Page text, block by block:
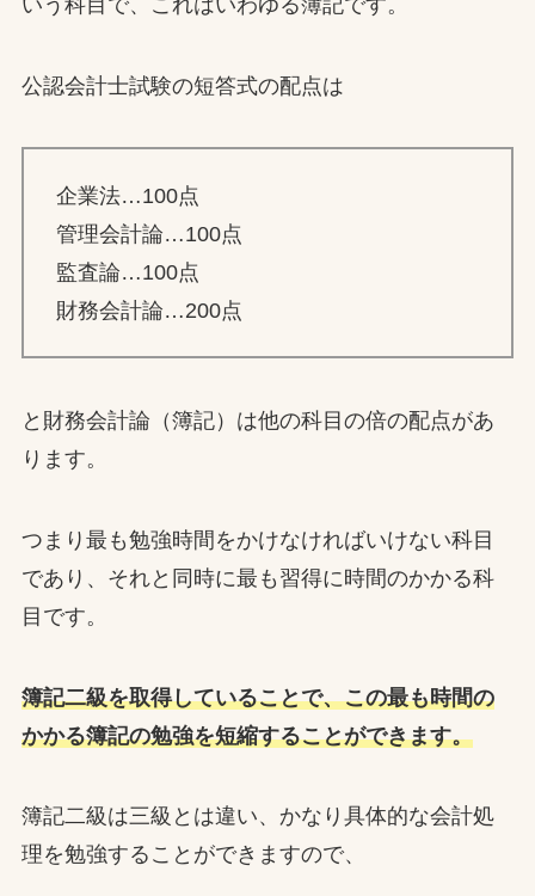
公認会計士試験の短答式の配点は
企業法…100点
管理会計論…100点
監査論…100点
財務会計論…200点
と財務会計論（簿記）は他の科目の倍の配点があ
ります。
つまり最も勉強時間をかけなければいけない科目
であり、それと同時に最も習得に時間のかかる科
目です。
簿記二級を取得していることで、この最も時間の
かかる簿記の勉強を短縮することができます。
簿記二級は三級とは違い、かなり具体的な会計処
理を勉強することができますので、